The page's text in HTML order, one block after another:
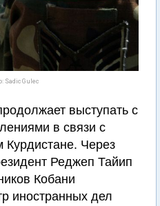
Sadic Gulec
выступать с
в связи с
Курдистане. Через
Реджеп Тайип
Кобани
иностранных дел